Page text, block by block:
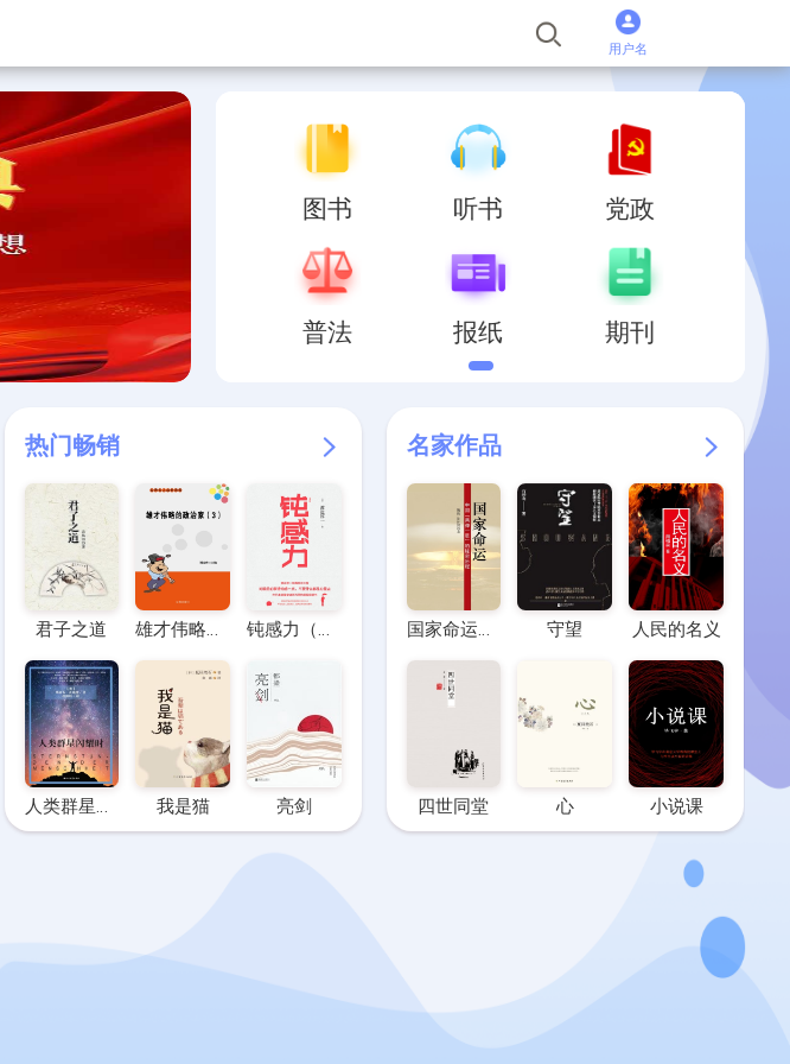
用户名
图书 听书 党政
普法 报纸 期刊
热门畅销
君子之道 雄才伟略的政治家（三） 钝感力（典藏版）
人类群星闪耀时 我是猫 亮剑
名家作品
国家命运：中国“两弹一星”的秘密历程 守望 人民的名义
四世同堂 心 小说课